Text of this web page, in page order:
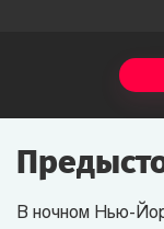
В ночном Нью-